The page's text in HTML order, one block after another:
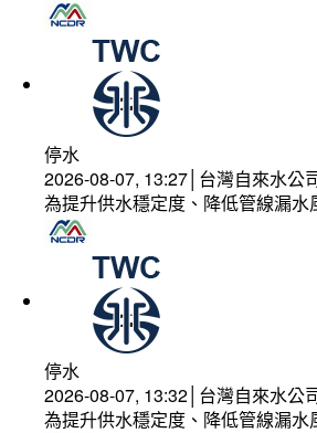
停水
2026-08-07, 13:27│台灣自來水公
為提升供水穩定度、降低管線漏
停水
2026-08-07, 13:32│台灣自來水公
為提升供水穩定度、降低管線漏